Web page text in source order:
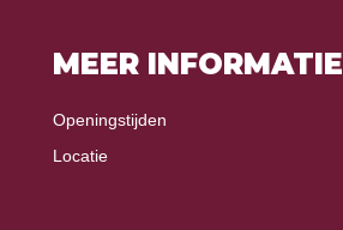
MEER INFORMATIE
Openingstijden
Locatie